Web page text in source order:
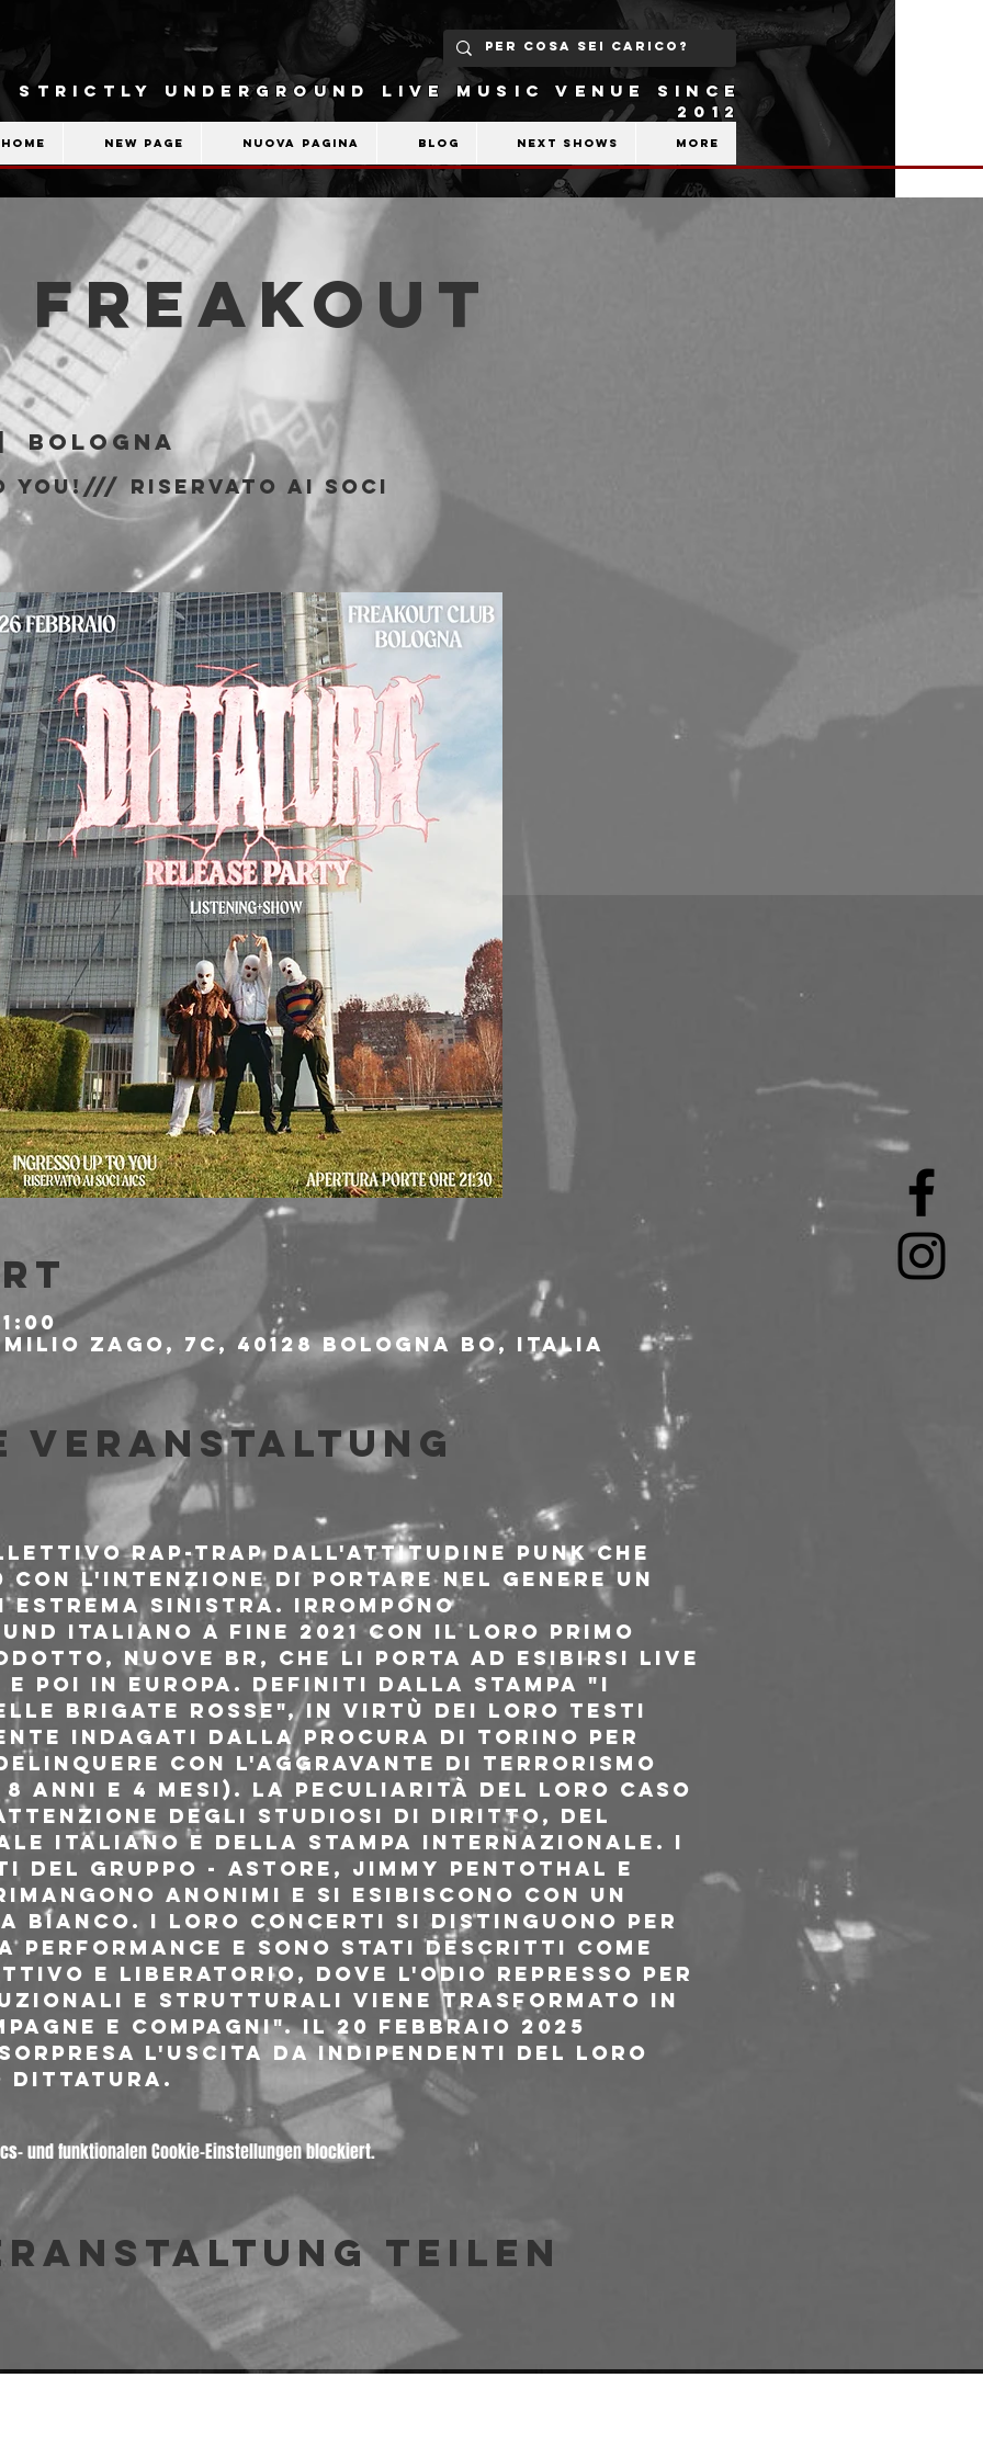
STRICTLY UNDERGROUND LIVE MUSIC VENUE SINCE
2012
Home New Page Nuova pagina Blog Next shows More
Freakout
|
Bologna
You!/// riservato ai soci
Zago, 7c, 40128 Bologna BO, Italia
Veranstaltung
rap-trap dall'attitudine punk che
con l'intenzione di portare nel genere un
estrema sinistra. Irrompono
italiano a fine 2021 con il loro primo
NUOVE BR, che li porta ad esibirsi live
poi in Europa. Definiti dalla stampa "i
Brigate Rosse", in virtù dei loro testi
indagati dalla procura di Torino per
con l'aggravante di terrorismo
8 anni e 4 mesi). La peculiarità del loro caso
degli studiosi di diritto, del
italiano e della stampa internazionale. I
del gruppo - Astore, jimmy pentothal e
rimangono anonimi e si esibiscono con un
bianco. I loro concerti si distinguono per
performance e sono stati descritti come
e liberatorio, dove l'odio represso per
e strutturali viene trasformato in
e compagni". Il 20 febbraio 2025
l'uscita da indipendenti del loro
und funktionalen Cookie-Einstellungen blockiert.
teilen